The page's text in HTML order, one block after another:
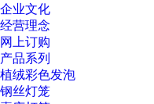
企业文化
经营理念
网上订购
产品系列
植绒彩色发泡
钢丝灯笼